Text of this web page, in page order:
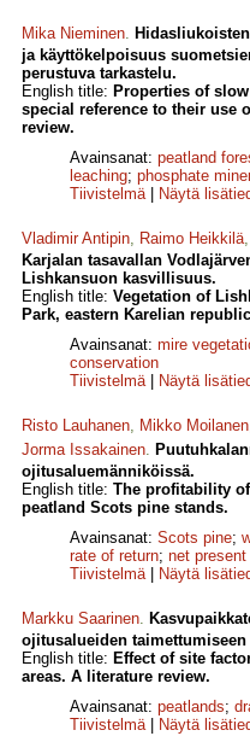
Mika Nieminen.
ja käyttökelpoisuus
perustuva tarkastelu.
English title: Properties of
special reference to their use
review.
Avainsanat: peatland
leaching; phosphate
Tiivistelmä| Näytä
Vladimir Antipin, Raimo Heikkilä,
Karjalan tasavallan
Lishkansuon kasvillisuus.
English title: Vegetation of
Park, eastern Karelian
Avainsanat: mire
conservation
Tiivistelmä| Näytä
Risto Lauhanen, Mikko Moilanen
Jorma Issakainen.
ojitusaluemänniköissä.
English title: The profitability
peatland Scots pine stands.
Avainsanat: Scots pine;
rate of return; net
Tiivistelmä| Näytä
Markku Saarinen.
ojitusalueiden
English title: Effect of site
areas. A literature review.
Avainsanat: peatlands;
Tiivistelmä| Näytä